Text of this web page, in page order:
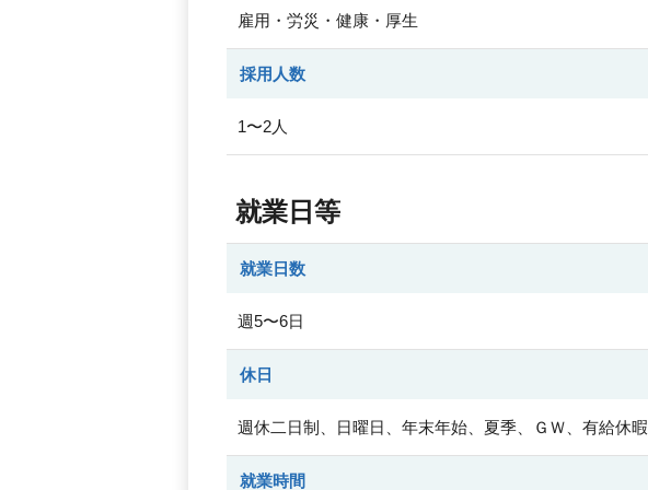
雇用・労災・健康・厚生
採用人数
1〜2人
就業日等
就業日数
週5〜6日
休日
週休二日制、日曜日、年末年始、夏季、ＧＷ、有給休暇
就業時間